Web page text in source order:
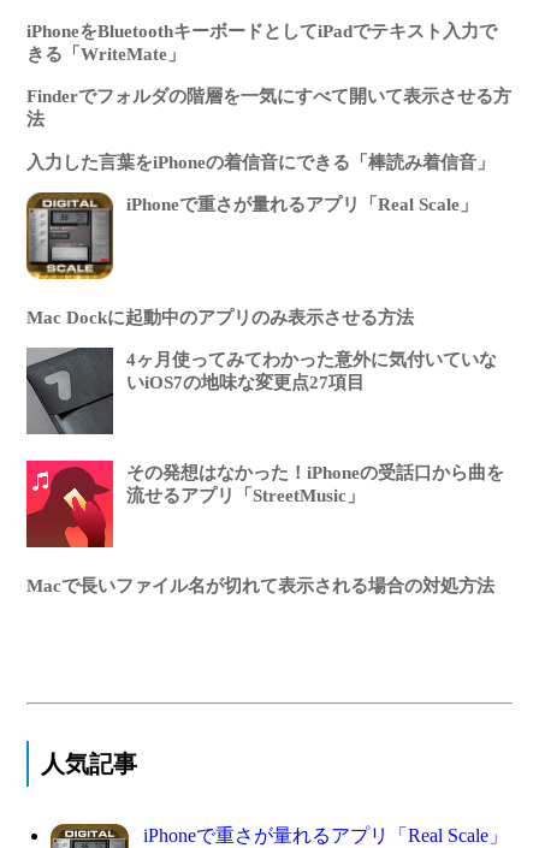
iPhoneをBluetoothキーボードとしてiPadでテキスト入力で
きる「WriteMate」
Finderでフォルダの階層を一気にすべて開いて表示させる方
法
入力した言葉をiPhoneの着信音にできる「棒読み着信音」
iPhoneで重さが量れるアプリ「Real Scale」
Mac Dockに起動中のアプリのみ表示させる方法
4ヶ月使ってみてわかった意外に気付いていな
いiOS7の地味な変更点27項目
その発想はなかった！iPhoneの受話口から曲を
流せるアプリ「StreetMusic」
Macで長いファイル名が切れて表示される場合の対処方法
人気記事
iPhoneで重さが量れるアプリ「Real Scale」